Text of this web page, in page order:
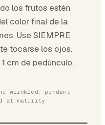
los frutos estén
color final de la
Use SIEMPRE
tocarse los ojos.
cm de pedúnculo.
wrinkled, pendant-
at maturity